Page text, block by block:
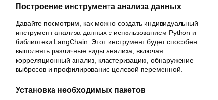
Построение инструмента анализа данных
Давайте посмотрим, как можно создать индивидуальный
инструмент анализа данных с использованием Python и
библиотеки LangChain. Этот инструмент будет способен
выполнять различные виды анализа, включая
корреляционный анализ, кластеризацию, обнаружение
выбросов и профилирование целевой переменной.
Установка необходимых пакетов